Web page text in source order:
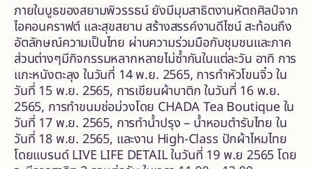
ภายในบูธของสยามพิวรรธน์ ยังมีมุมสาธิตงานหัตถศิลป์จาก
ไอคอนคราฟต์ และสุขสยาม สร้างสรรค์งานดีไซน์ สะท้อนถึง
อัตลักษณ์ความเป็นไทย ผ่านความร่วมมือกับชุมชนและภาค
ส่วนต่างๆมีกิจกรรมหลากหลายไม่ซ้ำกันในแต่ละวัน อาทิ การ
แกะหนังตะลุง ในวันที่ 14 พ.ย. 2565, การทำหัวโขนจิ๋ว ใน
วันที่ 15 พ.ย. 2565, การเขียนผ้าบาติก ในวันที่ 16 พ.ย.
2565, การทำขนมช่อม่วงโดย CHADA Tea Boutique ใน
วันที่ 17 พ.ย. 2565, การทำน้ำปรุง – น้ำหอมตำรับไทย ใน
วันที่ 18 พ.ย. 2565, และงาน High-Class ปักผ้าไหมไทย
โดยแบรนด์ LIVE LIFE DETAIL ในวันที่ 19 พ.ย 2565 โดย